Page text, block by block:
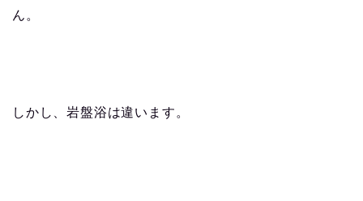
ん。
しかし、岩盤浴は違います。